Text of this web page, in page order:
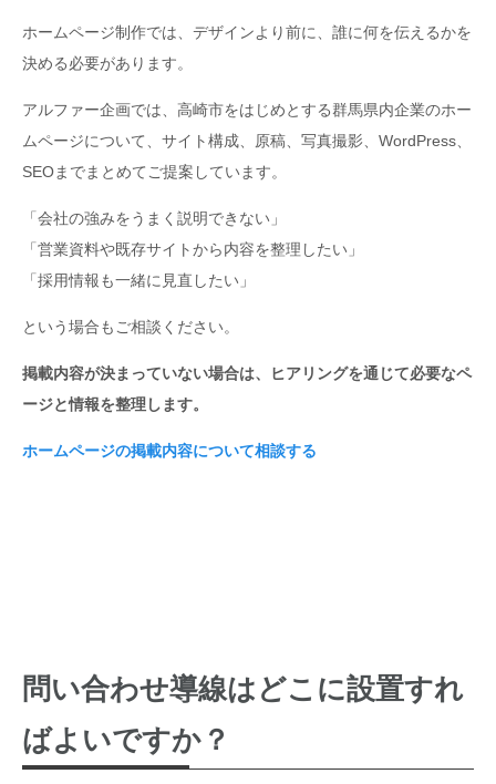
ホームページ制作では、デザインより前に、誰に何を伝えるかを
決める必要があります。
アルファー企画では、高崎市をはじめとする群馬県内企業のホー
ムページについて、サイト構成、原稿、写真撮影、WordPress、
SEOまでまとめてご提案しています。
「会社の強みをうまく説明できない」
「営業資料や既存サイトから内容を整理したい」
「採用情報も一緒に見直したい」
という場合もご相談ください。
掲載内容が決まっていない場合は、ヒアリングを通じて必要なペ
ージと情報を整理します。
ホームページの掲載内容について相談する
問い合わせ導線はどこに設置すれ
ばよいですか？